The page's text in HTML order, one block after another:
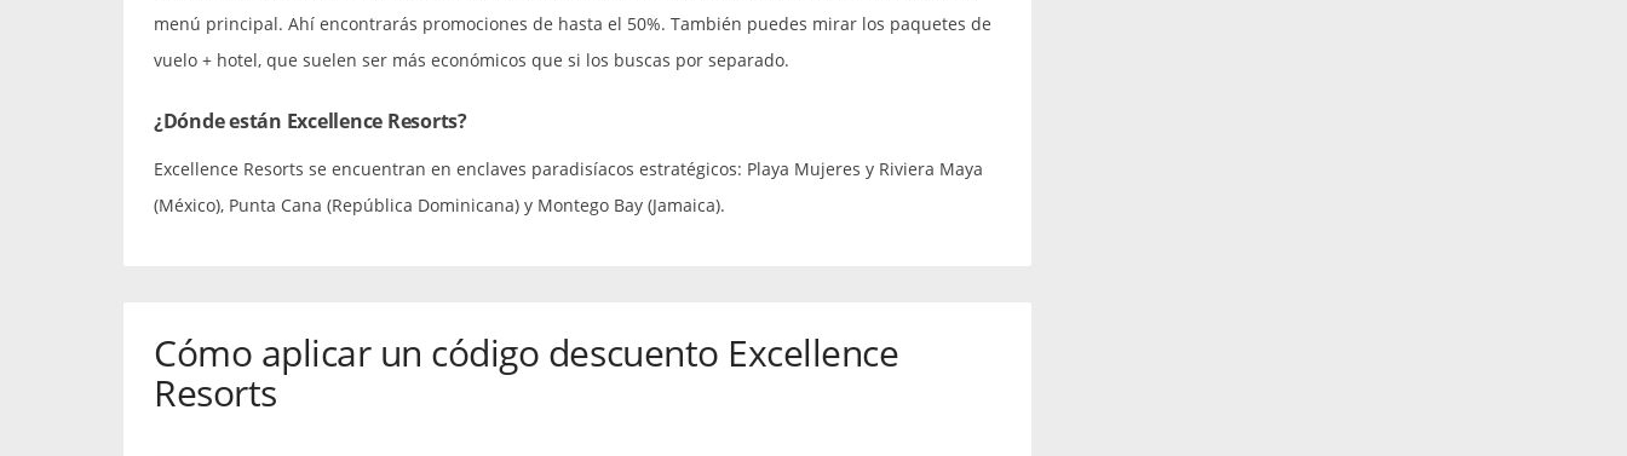
menú principal. Ahí encontrarás promociones de hasta el 50%. También puedes mirar los paquetes de
vuelo + hotel, que suelen ser más económicos que si los buscas por separado.
¿Dónde están Excellence Resorts?
Excellence Resorts se encuentran en enclaves paradisíacos estratégicos: Playa Mujeres y Riviera Maya
(México), Punta Cana (República Dominicana) y Montego Bay (Jamaica).
Cómo aplicar un código descuento Excellence
Resorts